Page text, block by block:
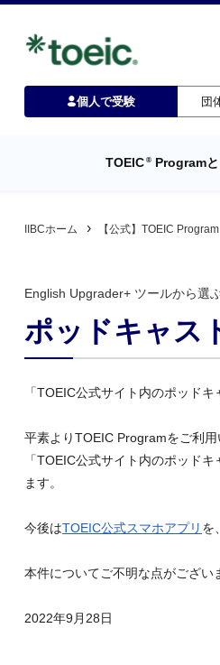
個人で受験 団
TOEIC ® Program
IIBCホーム 【公式】TOEIC Program
English Upgrader+ ツールから選
ポッドキャス
「TOEIC公式サイト内のポッド
平素よりTOEIC Programをご利用
「TOEIC公式サイト内のポッド
ます。
今後はTOEIC公式スマホアプリ を
本件についてご不明な点がござい
2022年9月28日